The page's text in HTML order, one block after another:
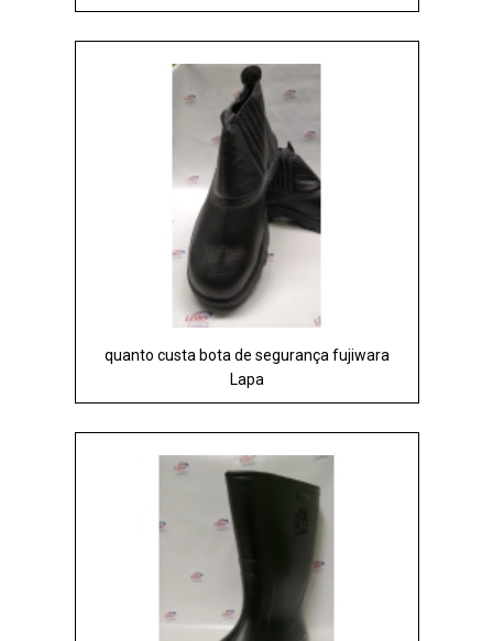
quanto custa bota de segurança fujiwara
Lapa